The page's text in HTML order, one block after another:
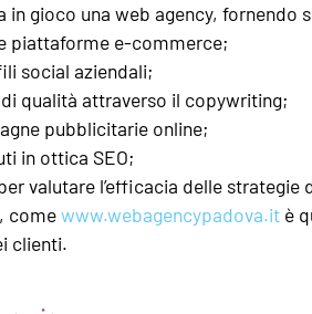
gioco una web agency, fornendo
piattaforme e-commerce;
social aziendali;
qualità attraverso il copywriting;
pubblicitarie online;
in ottica SEO;
valutare l’efficacia delle strategie
comewww.webagencypadova.itè
clienti.